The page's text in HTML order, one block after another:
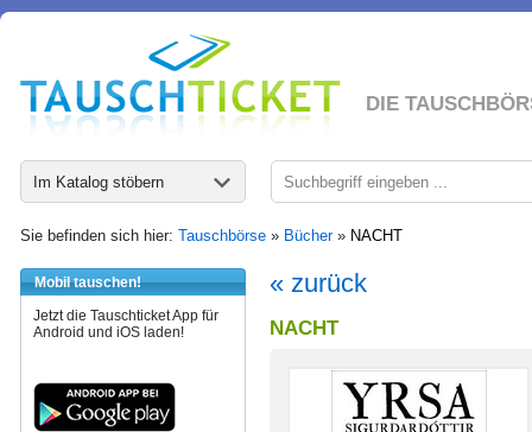
DIE
Im Katalog stöbern
Sie befinden sich hier: Tauschbörse » Bücher» NACHT
Mobil tauschen!
Jetzt die Tauschticket App für
Android und iOS laden!
« zurück
NACHT